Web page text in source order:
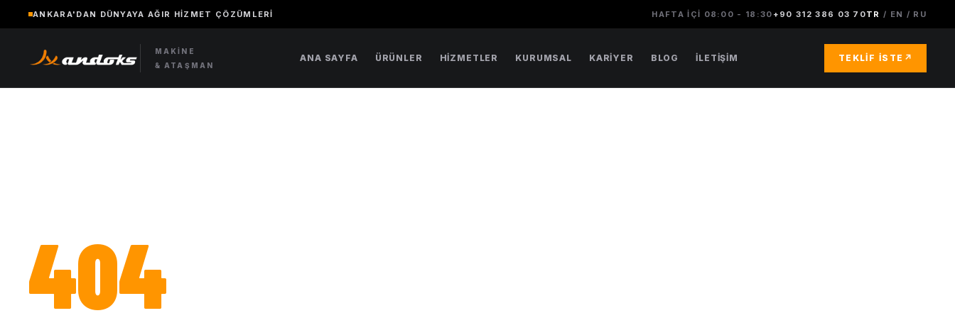
ANKARA'DAN DÜNYAYA AĞIR HIZMET ÇÖZÜMLERI HAFTA IÇI 08:00 - 18:30 +90 312 386 03 70TR / EN / RU
MAKINE
& ATAŞMAN
ANA SAYFA ÜRÜNLER HIZMETLER KURUMSAL KARIYER BLOG İLETIŞIM TEKLIF İSTE ↗
404